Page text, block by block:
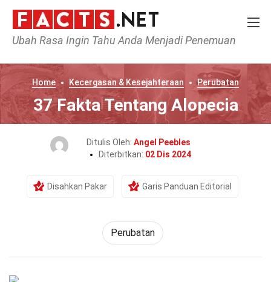
Ubah Rasa Ingin Tahu Anda Menjadi Penemuan
Home Kecergasan & Kesejahteraan Perubatan
37 Fakta Tentang Alopecia
Ditulis Oleh: Angel Peebles
Diterbitkan: 02 Dis 2024
Disahkan Pakar Garis Panduan Editorial
Perubatan